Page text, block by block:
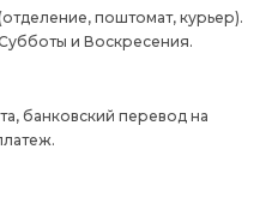
поштомат, курьер).
и Воскресения.
банковский перевод на